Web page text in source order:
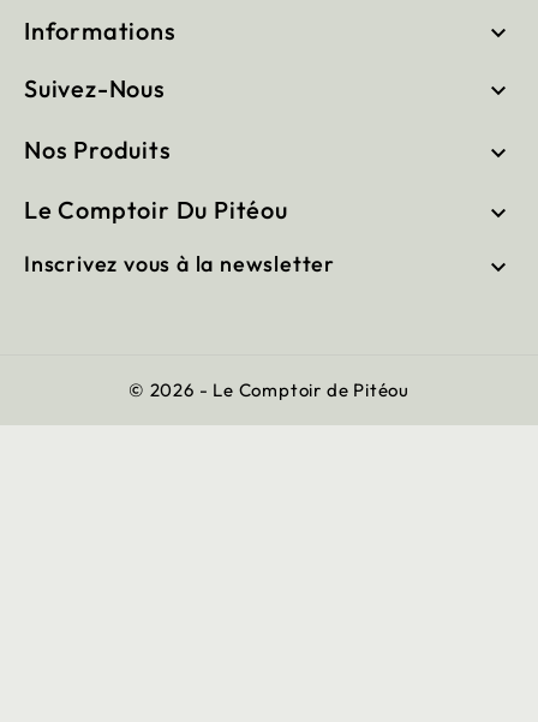
Informations 
Suivez-Nous 
Nos Produits 
Le Comptoir Du Pitéou 
Inscrivez vous à la newsletter 
© 2026 - Le Comptoir de Pitéou